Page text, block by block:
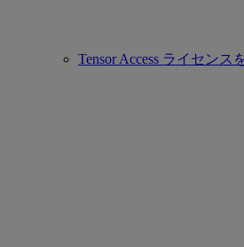
Tensor Access ライセンス